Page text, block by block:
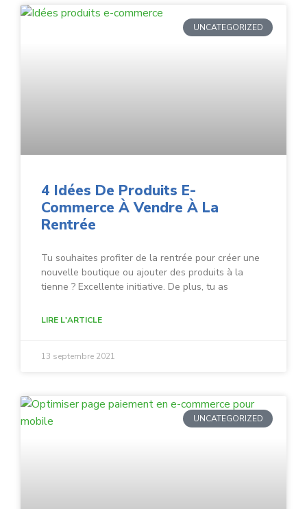
UNCATEGORIZED
4 Idées De Produits E-
Commerce À Vendre À La
Rentrée
Tu souhaites profiter de la rentrée pour créer une
nouvelle boutique ou ajouter des produits à la
tienne ? Excellente initiative. De plus, tu as
LIRE L'ARTICLE
13 septembre 2021
UNCATEGORIZED